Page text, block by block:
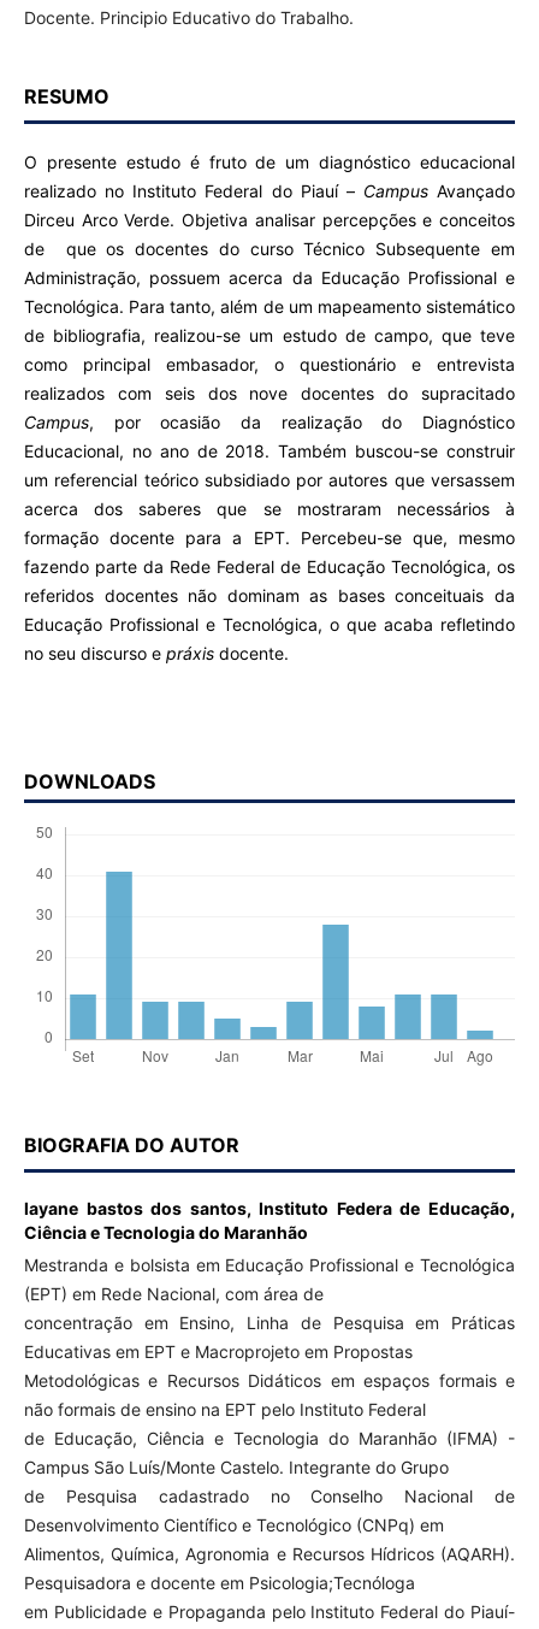
Docente. Principio Educativo do Trabalho.
RESUMO
O presente estudo é fruto de um diagnóstico educacional
realizado no Instituto Federal do Piauí – CampusAvançado
Dirceu Arco Verde. Objetiva analisar percepções e conceitos
de que os docentes do curso Técnico Subsequente em
Administração, possuem acerca da Educação Profissional e
Tecnológica. Para tanto, além de um mapeamento sistemático
de bibliografia, realizou-se um estudo de campo, que teve
como principal embasador, o questionário e entrevista
realizados com seis dos nove docentes do supracitado
Campus, por ocasião da realização do Diagnóstico
Educacional, no ano de 2018. Também buscou-se construir
um referencial teórico subsidiado por autores que versassem
acerca dos saberes que se mostraram necessários à
formação docente para a EPT. Percebeu-se que, mesmo
fazendo parte da Rede Federal de Educação Tecnológica, os
referidos docentes não dominam as bases conceituais da
Educação Profissional e Tecnológica, o que acaba refletindo
no seu discurso e práxis docente.
DOWNLOADS
BIOGRAFIA DO AUTOR
layane bastos dos santos,Instituto Federa de Educação,
Ciência e Tecnologia do Maranhão
Mestranda e bolsista em Educação Profissional e Tecnológica
(EPT) em Rede Nacional, com área de
concentração em Ensino, Linha de Pesquisa em Práticas
Educativas em EPT e Macroprojeto em Propostas
Metodológicas e Recursos Didáticos em espaços formais e
não formais de ensino na EPT pelo Instituto Federal
de Educação, Ciência e Tecnologia do Maranhão (IFMA) -
Campus São Luís/Monte Castelo. Integrante do Grupo
de Pesquisa cadastrado no Conselho Nacional de
Desenvolvimento Científico e Tecnológico (CNPq) em
Alimentos, Química, Agronomia e Recursos Hídricos (AQARH).
Pesquisadora e docente em Psicologia;Tecnóloga
em Publicidade e Propaganda pelo Instituto Federal do Piauí-